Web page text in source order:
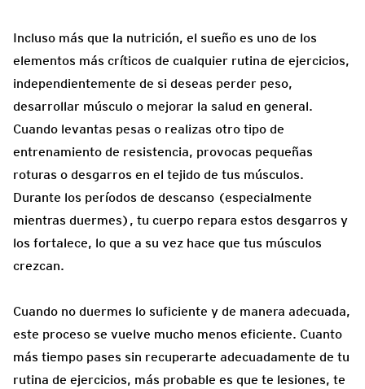
Incluso más que la nutrición, el sueño es uno de los
elementos más críticos de cualquier rutina de ejercicios,
independientemente de si deseas perder peso,
desarrollar músculo o mejorar la salud en general.
Cuando levantas pesas o realizas otro tipo de
entrenamiento de resistencia, provocas pequeñas
roturas o desgarros en el tejido de tus músculos.
Durante los períodos de descanso (especialmente
mientras duermes), tu cuerpo repara estos desgarros y
los fortalece, lo que a su vez hace que tus músculos
crezcan.
Cuando no duermes lo suficiente y de manera adecuada,
este proceso se vuelve mucho menos eficiente. Cuanto
más tiempo pases sin recuperarte adecuadamente de tu
rutina de ejercicios, más probable es que te lesiones, te